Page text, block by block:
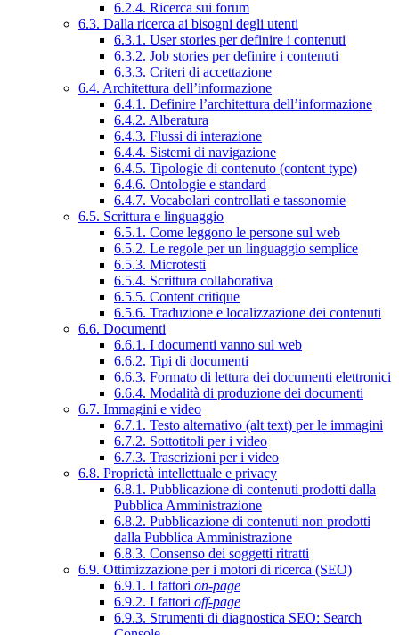
6.2.4. Ricerca sui forum
6.3. Dalla ricerca ai bisogni degli utenti
6.3.1. User stories per definire i contenuti
6.3.2. Job stories per definire i contenuti
6.3.3. Criteri di accettazione
6.4. Architettura dell’informazione
6.4.1. Definire l’architettura dell’informazione
6.4.2. Alberatura
6.4.3. Flussi di interazione
6.4.4. Sistemi di navigazione
6.4.5. Tipologie di contenuto (content type)
6.4.6. Ontologie e standard
6.4.7. Vocabolari controllati e tassonomie
6.5. Scrittura e linguaggio
6.5.1. Come leggono le persone sul web
6.5.2. Le regole per un linguaggio semplice
6.5.3. Microtesti
6.5.4. Scrittura collaborativa
6.5.5. Content critique
6.5.6. Traduzione e localizzazione dei contenuti
6.6. Documenti
6.6.1. I documenti vanno sul web
6.6.2. Tipi di documenti
6.6.3. Formato di lettura dei documenti elettronici
6.6.4. Modalità di produzione dei documenti
6.7. Immagini e video
6.7.1. Testo alternativo (alt text) per le immagini
6.7.2. Sottotitoli per i video
6.7.3. Trascrizioni per i video
6.8. Proprietà intellettuale e privacy
6.8.1. Pubblicazione di contenuti prodotti dalla
Pubblica Amministrazione
6.8.2. Pubblicazione di contenuti non prodotti
dalla Pubblica Amministrazione
6.8.3. Consenso dei soggetti ritratti
6.9. Ottimizzazione per i motori di ricerca (SEO)
6.9.1. I fattori on-page
6.9.2. I fattori off-page
6.9.3. Strumenti di diagnostica SEO: Search